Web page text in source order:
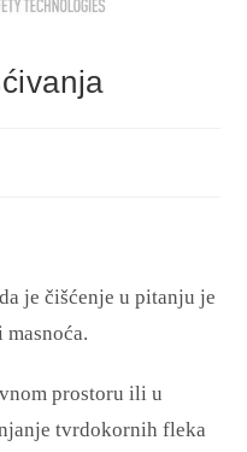
je čišćenje u pitanju je
prostoru ili u
tvrdokornih fleka